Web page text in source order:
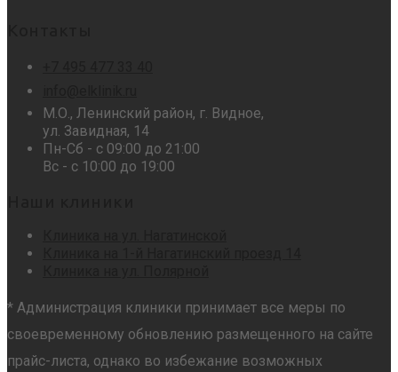
М.О., Ленинский район, г. Видное,
ул. Завидная, 14
Пн-Сб - с 09:00 до 21:00
Вс - с 10:00 до 19:00
* Администрация клиники принимает все меры по
своевременному обновлению размещенного на сайте
прайс-листа, однако во избежание возможных